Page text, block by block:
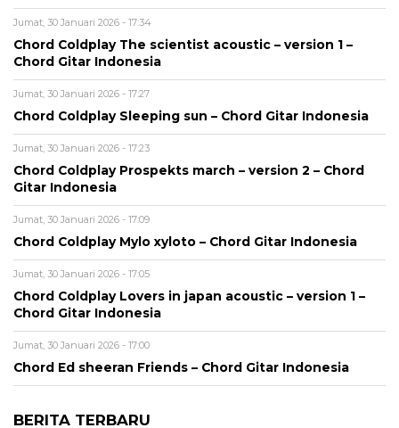
Jumat, 30 Januari 2026 - 17:34
Chord Coldplay The scientist acoustic – version 1 –
Chord Gitar Indonesia
Jumat, 30 Januari 2026 - 17:27
Chord Coldplay Sleeping sun – Chord Gitar Indonesia
Jumat, 30 Januari 2026 - 17:23
Chord Coldplay Prospekts march – version 2 – Chord
Gitar Indonesia
Jumat, 30 Januari 2026 - 17:09
Chord Coldplay Mylo xyloto – Chord Gitar Indonesia
Jumat, 30 Januari 2026 - 17:05
Chord Coldplay Lovers in japan acoustic – version 1 –
Chord Gitar Indonesia
Jumat, 30 Januari 2026 - 17:00
Chord Ed sheeran Friends – Chord Gitar Indonesia
BERITA TERBARU